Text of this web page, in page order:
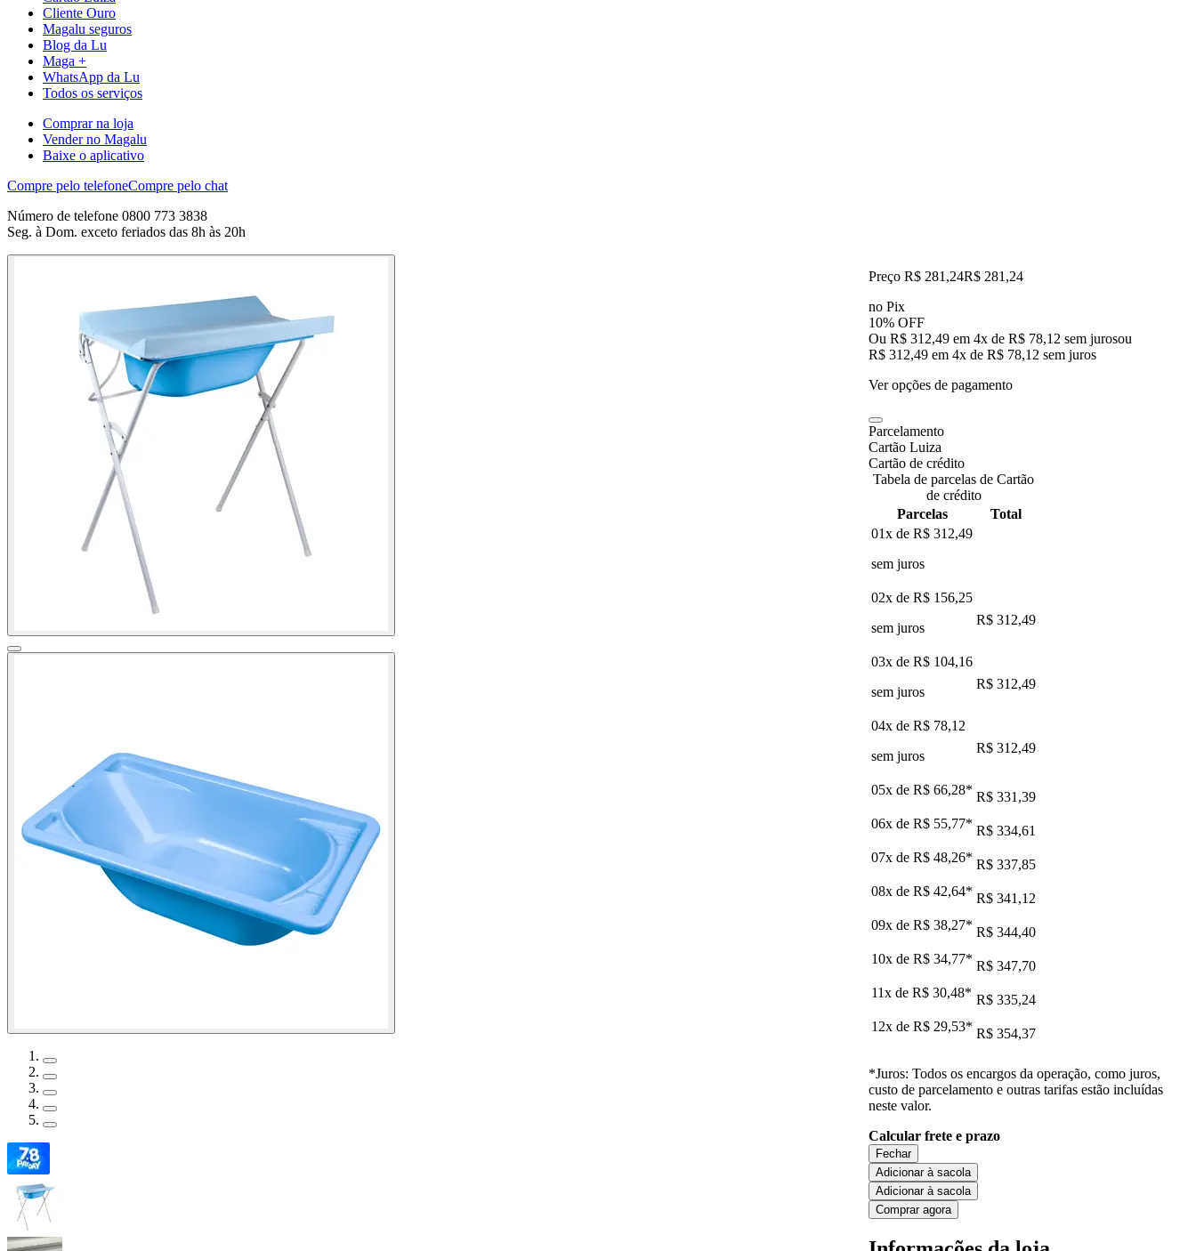
Cliente Ouro
Magalu seguros
Blog da Lu
Maga +
WhatsApp da Lu
Todos os serviços
Comprar na loja
Vender no Magalu
Baixe o aplicativo
Compre pelo telefoneCompre pelo chat
Número de telefone 0800 773 3838
Seg. à Dom. exceto feriados das 8h às 20h
Preço R$ 281,24R$ 281 ,24
no Pix
10% OFF
Ou R$ 312,49 em 4x de R$ 78,12 sem jurosou
R$ 312,49 em 4x de R$ 78,12 sem juros
Ver opções de pagamento
Parcelamento
Cartão Luiza
Cartão de crédito
Tabela de parcelas de Cartão
de crédito
Parcelas
Total
01x de R$ 312,49
sem juros
02x de R$ 156,25
sem juros
R$ 312,49
03x de R$ 104,16
sem juros
R$ 312,49
04x de R$ 78,12
sem juros
R$ 312,49
05x de R$ 66,28* R$ 331,39
06x de R$ 55,77* R$ 334,61
07x de R$ 48,26* R$ 337,85
08x de R$ 42,64* R$ 341,12
09x de R$ 38,27* R$ 344,40
10x de R$ 34,77* R$ 347,70
11x de R$ 30,48* R$ 335,24
12x de R$ 29,53* R$ 354,37
*Juros: Todos os encargos da operação, como juros,
custo de parcelamento e outras tarifas estão incluídas
neste valor.
Calcular frete e prazo
Fechar
Adicionar à sacola
Adicionar à sacola
Comprar agora